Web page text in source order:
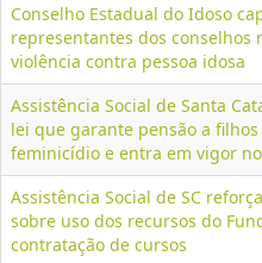
Conselho Estadual do Idoso
representantes dos conselhos
violência contra pessoa idosa
Assistência Social de Santa
lei que garante pensão a
feminicídio e entra em vigor
Assistência Social de SC
sobre uso dos recursos do
contratação de cursos